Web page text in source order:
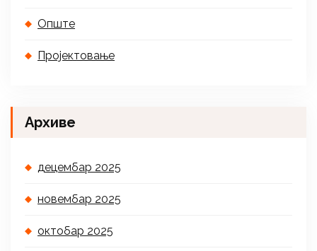
Опште
Пројектовање
Архиве
децембар 2025
новембар 2025
октобар 2025